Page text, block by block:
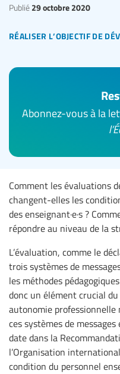
réaliser l’objectif de
Publié 29 octobre 2020
Abonnez-vous à la
Comment les évaluations
changent-elles les
des enseignant·e·s ?
répondre au niveau de la
L’évaluation, comme le
trois systèmes de
les méthodes
donc un élément crucial du
autonomie professionnelle
ces systèmes de
date dans la
l’Organisation
condition du personnel